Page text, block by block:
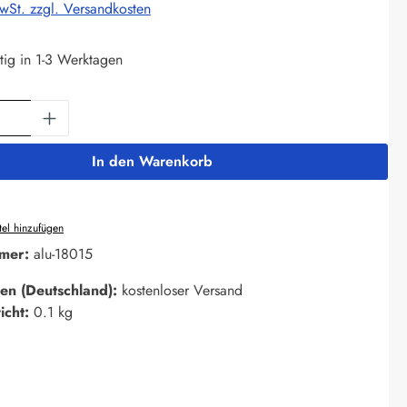
zzgl. Versandkosten
in 1-3 Werktagen
Gib den gewünschten Wert ein
In den Warenkorb
hinzufügen
alu-18015
(Deutschland): kostenloser Versand
0.1 kg